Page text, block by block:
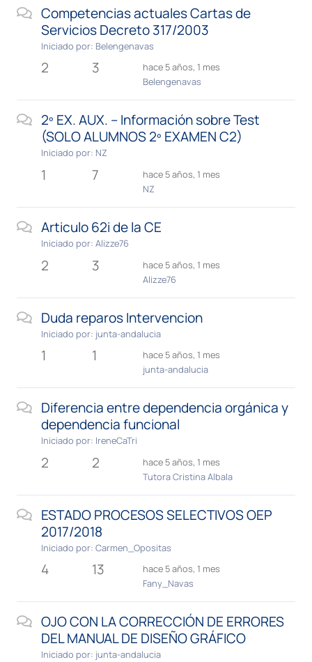
Competencias actuales Cartas de
Servicios Decreto 317/2003
Iniciado por: Belengenavas
2 3
hace 5 años, 1 mes
Belengenavas
2º EX. AUX. – Información sobre Test
(SOLO ALUMNOS 2º EXAMEN C2)
Iniciado por: NZ
1 7
hace 5 años, 1 mes
NZ
Articulo 62i de la CE
Iniciado por:Alizze76
2 3
hace 5 años, 1 mes
Alizze76
Duda reparos Intervencion
Iniciado por: junta-andalucia
1 1
hace 5 años, 1 mes
junta-andalucia
Diferencia entre dependencia orgánica y
dependencia funcional
Iniciado por: IreneCaTri
2 2
hace 5 años, 1 mes
Tutora Cristina Albala
ESTADO PROCESOS SELECTIVOS OEP
2017/2018
Iniciado por:Carmen_Opositas
4 13
hace 5 años, 1 mes
Fany_Navas
OJO CON LA CORRECCIÓN DE ERRORES
DEL MANUAL DE DISEÑO GRÁFICO
Iniciado por: junta-andalucia